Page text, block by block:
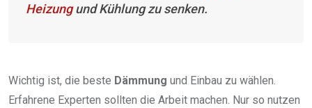
Heizungund Kühlung zu senken.
Wichtig ist, die beste Dämmung und Einbau zu wählen.
Erfahrene Experten sollten die Arbeit machen. Nur so nutzen